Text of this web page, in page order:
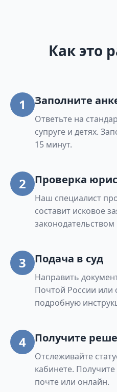
Как это
1 Заполните
Ответьте на
супруге и детях.
15 минут.
2 Проверка
Наш специалист
составит исковое
3 Подача в суд
Направить
Почтой России
подробную
4 Получите
Отслеживайте
кабинете.
почте или онлайн.